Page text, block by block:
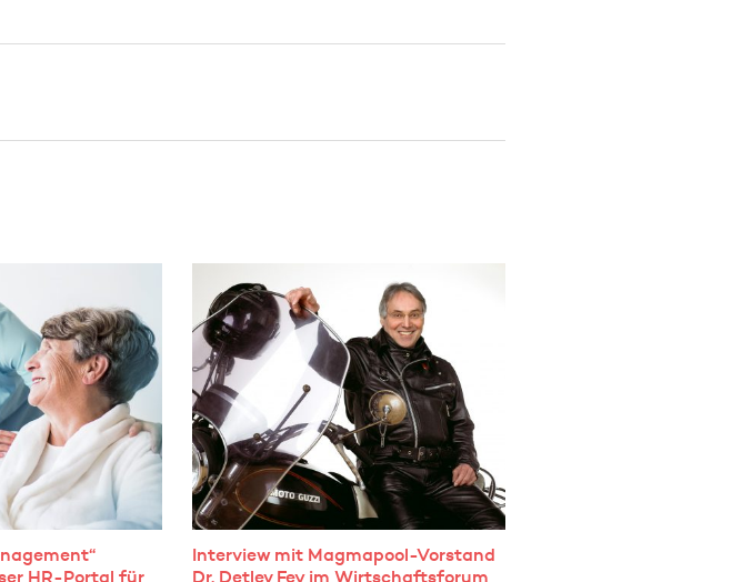
HR-Portal für
Interview mit Magmapool-Vorstand
Dr. Detlev Fey im Wirtschaftsforum